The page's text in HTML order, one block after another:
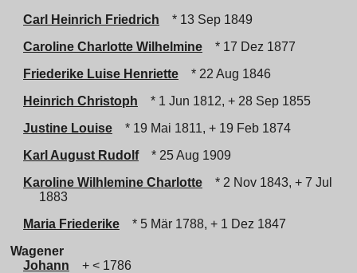
Carl Heinrich Friedrich
* 13 Sep 1849
Caroline Charlotte Wilhelmine
* 17 Dez 1877
Friederike Luise Henriette
* 22 Aug 1846
Heinrich Christoph
* 1 Jun 1812, + 28 Sep 1855
Justine Louise
* 19 Mai 1811, + 19 Feb 1874
Karl August Rudolf
* 25 Aug 1909
Karoline Wilhlemine Charlotte
* 2 Nov 1843, + 7 Jul
1883
Maria Friederike
* 5 Mär 1788, + 1 Dez 1847
Wagener
Johann
+ < 1786